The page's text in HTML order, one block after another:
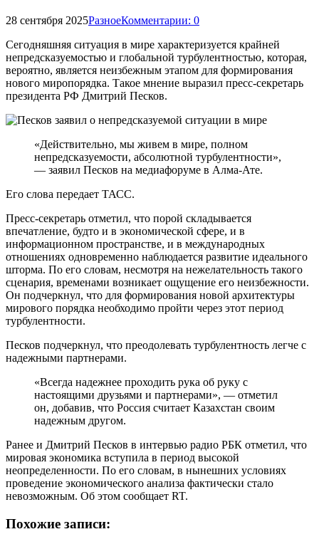
28 сентября 2025РазноеКомментарии: 0
Сегодняшняя ситуация в мире характеризуется крайней
непредсказуемостью и глобальной турбулентностью, которая,
вероятно, является неизбежным этапом для формирования
нового миропорядка. Такое мнение выразил пресс-секретарь
президента РФ Дмитрий Песков.
«Действительно, мы живем в мире, полном
непредсказуемости, абсолютной турбулентности»,
— заявил Песков на медиафоруме в Алма-Ате.
Его слова передает ТАСС.
Пресс-секретарь отметил, что порой складывается
впечатление, будто и в экономической сфере, и в
информационном пространстве, и в международных
отношениях одновременно наблюдается развитие идеального
шторма. По его словам, несмотря на нежелательность такого
сценария, временами возникает ощущение его неизбежности.
Он подчеркнул, что для формирования новой архитектуры
мирового порядка необходимо пройти через этот период
турбулентности.
Песков подчеркнул, что преодолевать турбулентность легче с
надежными партнерами.
«Всегда надежнее проходить рука об руку с
настоящими друзьями и партнерами», — отметил
он, добавив, что Россия считает Казахстан своим
надежным другом.
Ранее и Дмитрий Песков в интервью радио РБК отметил, что
мировая экономика вступила в период высокой
неопределенности. По его словам, в нынешних условиях
проведение экономического анализа фактически стало
невозможным. Об этом сообщает RT.
Похожие записи: